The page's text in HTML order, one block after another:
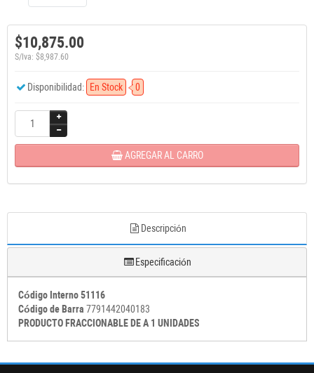
$10,875.00
S/Iva: $8,987.60
Disponibilidad: En Stock 0
AGREGAR AL CARRO
Descripción
Especificación
Código Interno 51116
Código de Barra 7791442040183
PRODUCTO FRACCIONABLE DE A 1 UNIDADES